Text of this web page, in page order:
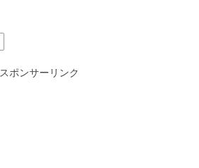
スポンサーリンク